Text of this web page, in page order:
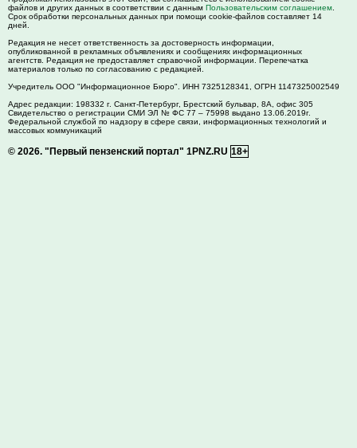
файлов и других данных в соответствии с данным Пользовательским соглашением
Срок обработки персональных данных при помощи cookie-файлов составляет 14
дней.
Редакция не несет ответственность за достоверность информации,
опубликованной в рекламных объявлениях и сообщениях информационных
агентств. Редакция не предоставляет справочной информации. Перепечатка
материалов только по согласованию с редакцией.
Учредитель ООО "Информационное Бюро". ИНН 7325128341, ОГРН 1147325002549
Адрес редакции: 198332 г. Санкт-Петербург, Брестский бульвар, 8А, офис 305
Свидетельство о регистрации СМИ ЭЛ № ФС 77 – 75998 выдано 13.06.2019г.
Федеральной службой по надзору в сфере связи, информационных технологий и
массовых коммуникаций
© 2026. "Первый пензенский портал" 1PNZ.RU 18+